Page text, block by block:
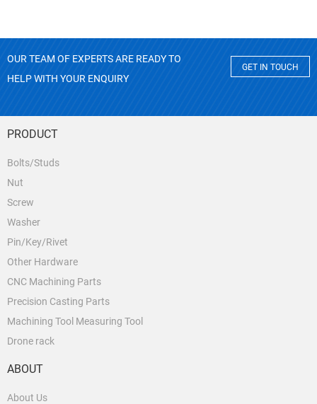
OUR TEAM OF EXPERTS ARE READY TO
HELP WITH YOUR ENQUIRY
GET IN TOUCH
PRODUCT
Bolts/Studs
Nut
Screw
Washer
Pin/Key/Rivet
Other Hardware
CNC Machining Parts
Precision Casting Parts
Machining Tool Measuring Tool
Drone rack
ABOUT
About Us